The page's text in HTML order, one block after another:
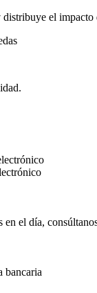
el
en el día,